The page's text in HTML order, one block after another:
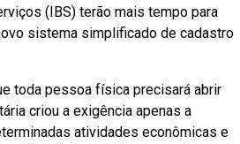
(IBS) terão mais tempo para
sistema simplificado de cadastro
toda pessoa física precisará abrir
criou a exigência apenas a
atividades econômicas e